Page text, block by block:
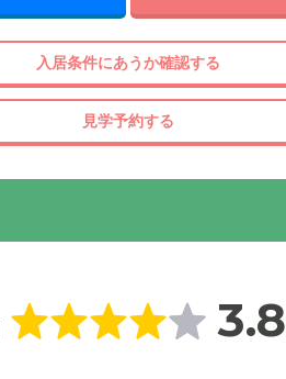
入居条件にあうか確認する
見学予約する
3.8